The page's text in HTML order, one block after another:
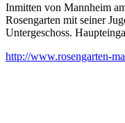
Inmitten von Mannheim
Rosengarten mit seiner
Untergeschoss.
http://www.rosengarten-